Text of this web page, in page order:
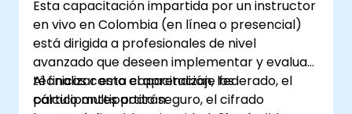
Esta capacitación impartida por un instructor
en vivo en Colombia (en línea o presencial)
está dirigida a profesionales de nivel
avanzado que deseen implementar y evaluar
técnicas como el aprendizaje federado, el
cálculo multipartito seguro, el cifrado
Al finalizar esta capacitación, los
participantes podrán: